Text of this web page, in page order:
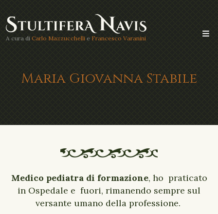
A cura di Carlo Mazzucchelli e Francesco Varanini
Maria Giovanna Stabile
Medico pediatra di formazione, ho praticato
in Ospedale e fuori, rimanendo sempre sul
versante umano della professione.